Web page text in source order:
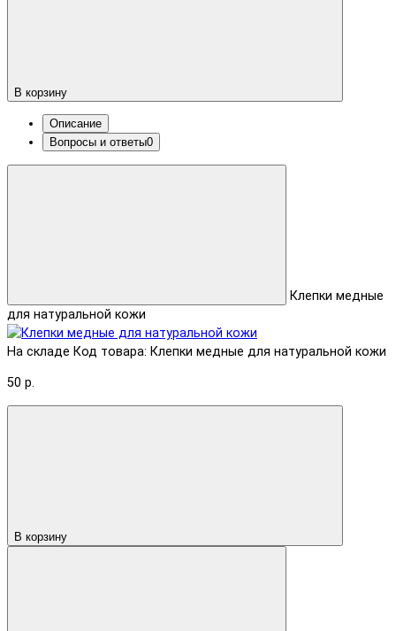
В корзину
Описание
Вопросы и ответы0
Клепки медные
для натуральной кожи
На складе Код товара: Клепки медные для натуральной кожи
50 р.
В корзину